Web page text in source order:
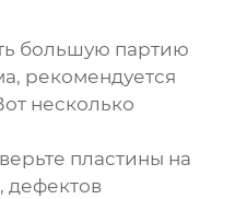
большую партию
, рекомендуется
несколько
пластины на
дефектов